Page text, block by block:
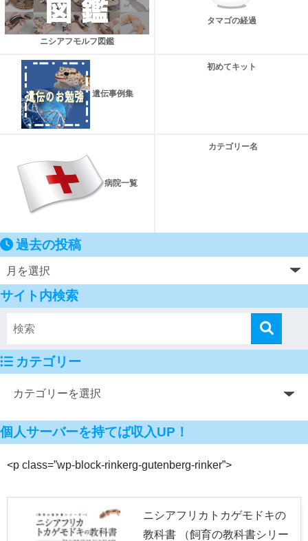
ニシアフモルフ図鑑
タマゴの経過
遺伝事例集
初めてキット
病院一覧
カテゴリー名
過去の投稿
サイト内検索
カテゴリー
個人サーバーを持てば収入UP！
<p class=”wp-block-rinkerg-gutenberg-rinker”>
ニシアフリカトカゲモドキの
教科書 （飼育の教科書シリー